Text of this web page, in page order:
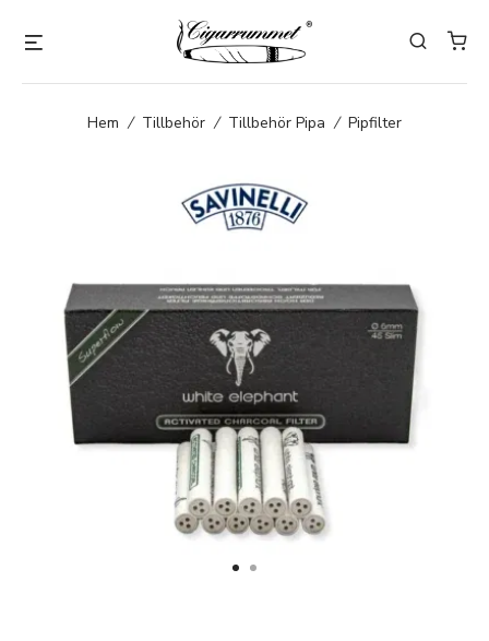
Hem / Tillbehör / Tillbehör Pipa / Pipfilter